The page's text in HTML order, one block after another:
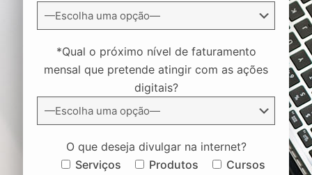
*Qual o próximo nível de faturamento
mensal que pretende atingir com as ações
digitais?
O que deseja divulgar na internet?
Serviços
Produtos
Cursos